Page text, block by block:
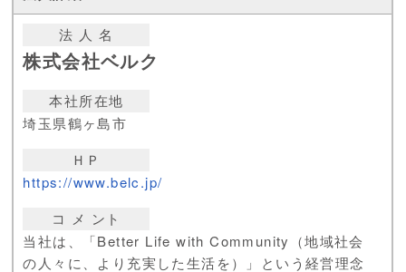
法 人 名
株式会社ベルク
本社所在地
埼玉県鶴ヶ島市
ＨＰ
https://www.belc.jp/
コ メ ント
当社は、「Better Life with Community（地域社会
の人々に、より充実した生活を）」という経営理念